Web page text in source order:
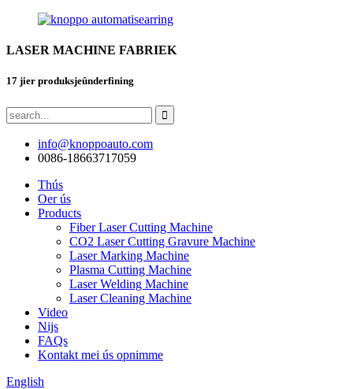
LASER MACHINE FABRIEK
17 jier produksjeûnderfining
info@knoppoauto.com
0086-18663717059
Thús
Oer ús
Products
Fiber Laser Cutting Machine
CO2 Laser Cutting Gravure Machine
Laser Marking Machine
Plasma Cutting Machine
Laser Welding Machine
Laser Cleaning Machine
Video
Nijs
FAQs
Kontakt mei ús opnimme
English